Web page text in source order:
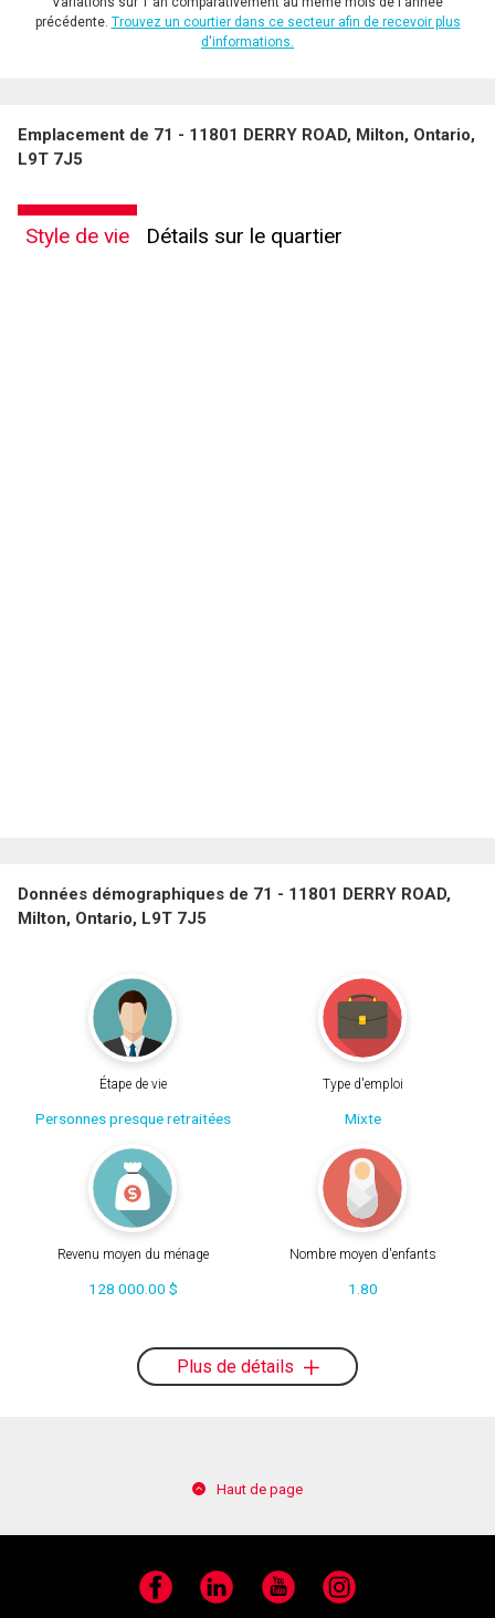
précédente. Trouvez un courtier dans ce secteur afin de recevoir plus
d'informations.
Emplacement de 71 - 11801 DERRY ROAD, Milton, Ontario,
L9T 7J5
Style de vie Détails sur le quartier
Données démographiques de 71 - 11801 DERRY ROAD,
Milton, Ontario, L9T 7J5
Étape de vie
Personnes presque retraitées
Type d'emploi
Mixte
Revenu moyen du ménage
128 000.00 $
Nombre moyen d'enfants
1.80
Plus de détails
Haut de page
Facebook LinkedIn YouTube Instagram